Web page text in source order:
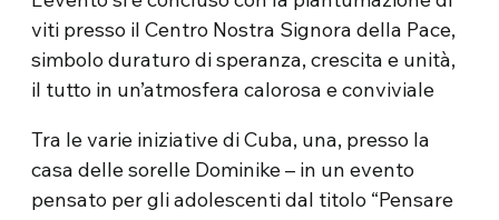
viti presso il Centro Nostra Signora della Pace,
simbolo duraturo di speranza, crescita e unità,
il tutto in un’atmosfera calorosa e conviviale
Tra le varie iniziative di Cuba, una, presso la
casa delle sorelle Dominike – in un evento
pensato per gli adolescenti dal titolo “Pensare